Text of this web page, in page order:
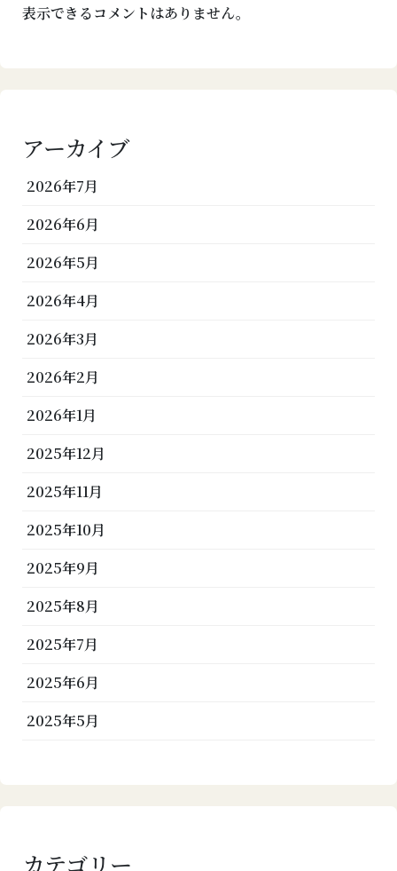
表示できるコメントはありません。
アーカイブ
2026年7月
2026年6月
2026年5月
2026年4月
2026年3月
2026年2月
2026年1月
2025年12月
2025年11月
2025年10月
2025年9月
2025年8月
2025年7月
2025年6月
2025年5月
カテゴリー